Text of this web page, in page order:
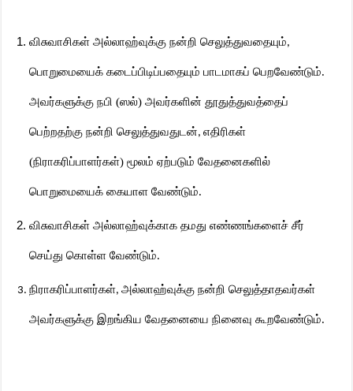
விசுவாசிகள் அல்லாஹ்வுக்கு நன்றி செலுத்துவதையும்,
பொறுமையைக் கடைப்பிடிப்பதையும் பாடமாகப் பெறவேண்டும்.
அவர்களுக்கு நபி (ஸல்) அவர்களின் தூதுத்துவத்தைப்
பெற்றதற்கு நன்றி செலுத்துவதுடன்,எதிரிகள்
(நிராகரிப்பாளர்கள்) மூலம் ஏற்படும் வேதனைகளில்
பொறுமையைக் கையாள வேண்டும்.
விசுவாசிகள் அல்லாஹ்வுக்காக தமது எண்ணங்களைச் சீர்
செய்து கொள்ள வேண்டும்.
நிராகரிப்பாளர்கள்,அல்லாஹ்வுக்கு நன்றி செலுத்தாதவர்கள்
அவர்களுக்கு இறங்கிய வேதனையை நினைவு கூறவேண்டும்.